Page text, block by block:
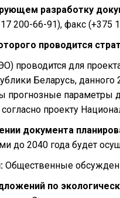
разработку
200-66-91), факс (+375
проводится
проводится для
Беларусь,
параметры
проекту
документа
до 2040 года будет
Общественные
по